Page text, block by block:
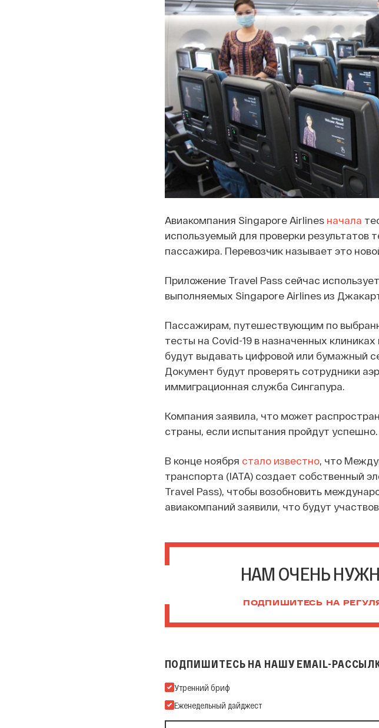
Авиакомпания Singapore Airlines начала
используемый для проверки результатов
пассажира. Перевозчик называет это
Приложение Travel Pass сейчас
выполняемых Singapore Airlines из
Пассажирам, путешествующим по
тесты на Covid-19 в назначенных
будут выдавать цифровой или бумажный
Документ будут проверять сотрудники
иммиграционная служба Сингапура.
Компания заявила, что может
страны, если испытания пройдут успешно.
В конце ноября стало известно, что
транспорта (IATA) создает собственный
Travel Pass), чтобы возобновить
авиакомпаний заявили, что будут
НАМ ОЧЕНЬ
ПОДПИШИТЕСЬ НА
ПОДПИШИТЕСЬ НА НАШУ EMAIL-
Подпишитесь на нашу Email-рассылку
Утренний бриф
Еженедельный дайджест